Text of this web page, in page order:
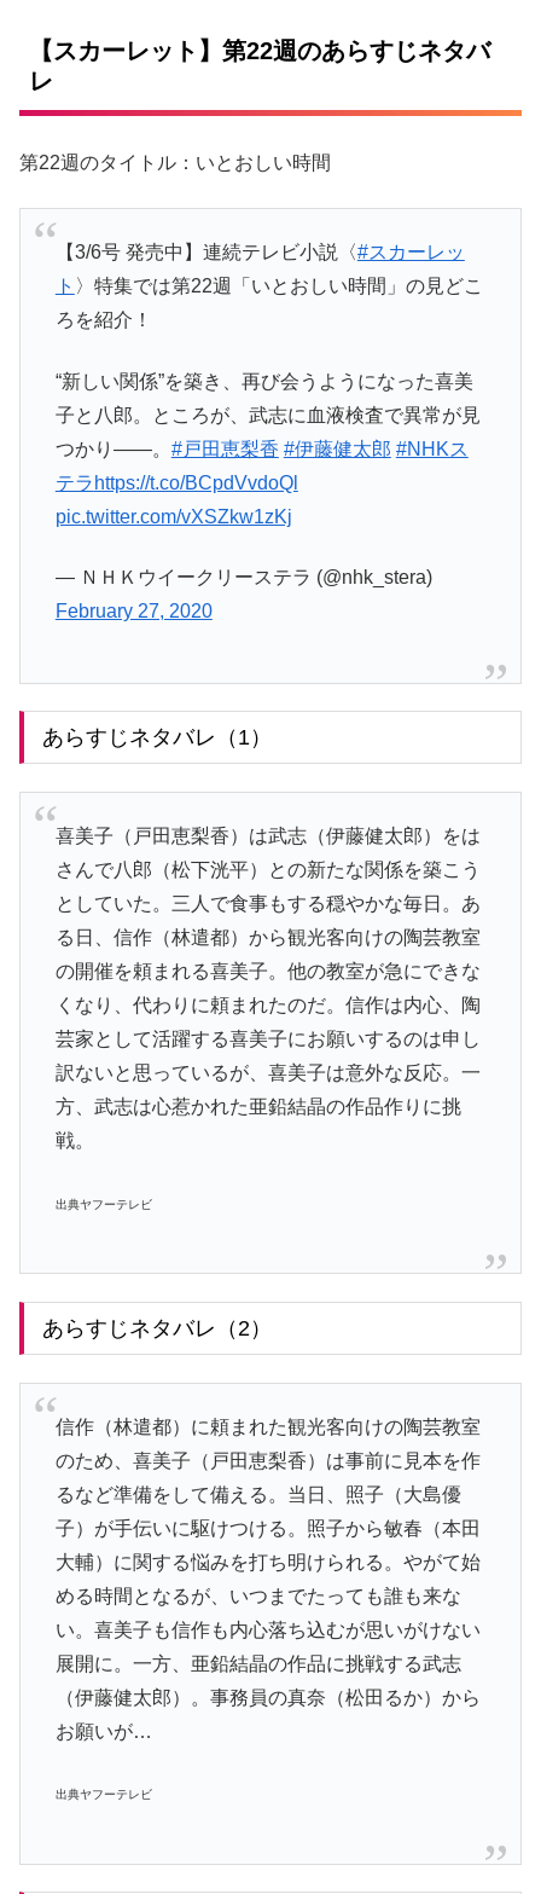
【スカーレット】第22週のあらすじネタバ
レ
第22週のタイトル：いとおしい時間
【3/6号 発売中】連続テレビ小説〈#スカーレッ
ト 〉特集では第22週「いとおしい時間」の見どこ
ろを紹介！
“新しい関係”を築き、再び会うようになった喜美
子と八郎。ところが、武志に血液検査で異常が見
つかり――。 #戸田恵梨香 #伊藤健太郎 #NHKス
テラ https://t.co/BCpdVvdoQl
pic.twitter.com/vXSZkw1zKj
— ＮＨＫウイークリーステラ (@nhk_stera)
February 27, 2020
あらすじネタバレ（1）
喜美子（戸田恵梨香）は武志（伊藤健太郎）をは
さんで八郎（松下洸平）との新たな関係を築こう
としていた。三人で食事もする穏やかな毎日。あ
る日、信作（林遣都）から観光客向けの陶芸教室
の開催を頼まれる喜美子。他の教室が急にできな
くなり、代わりに頼まれたのだ。信作は内心、陶
芸家として活躍する喜美子にお願いするのは申し
訳ないと思っているが、喜美子は意外な反応。一
方、武志は心惹かれた亜鉛結晶の作品作りに挑
戦。
出典ヤフーテレビ
あらすじネタバレ（2）
信作（林遣都）に頼まれた観光客向けの陶芸教室
のため、喜美子（戸田恵梨香）は事前に見本を作
るなど準備をして備える。当日、照子（大島優
子）が手伝いに駆けつける。照子から敏春（本田
大輔）に関する悩みを打ち明けられる。やがて始
める時間となるが、いつまでたっても誰も来な
い。喜美子も信作も内心落ち込むが思いがけない
展開に。一方、亜鉛結晶の作品に挑戦する武志
（伊藤健太郎）。事務員の真奈（松田るか）から
お願いが…
出典ヤフーテレビ